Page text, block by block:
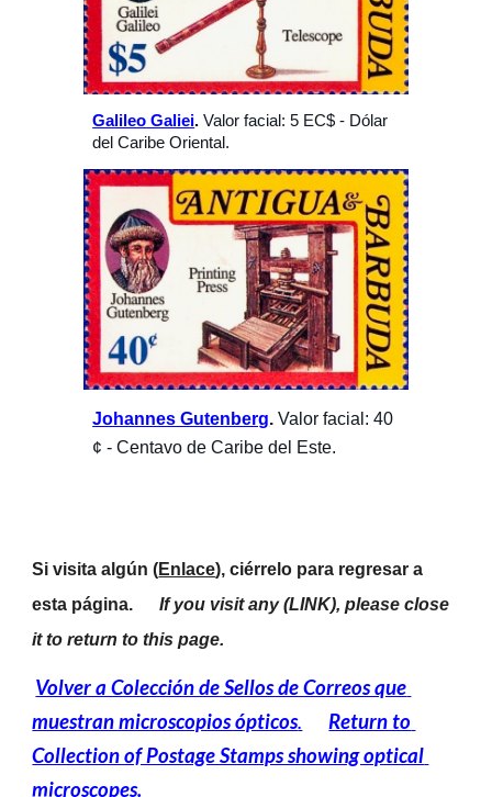
Galileo Galiei. Valor facial: 5 EC$ - Dólar
del Caribe Oriental.
Johannes Gutenberg. Valor facial: 40
¢ - Centavo de Caribe del Este.
Si visita algún (Enlace), ciérrelo para regresar a
esta página. If you visit any (LINK), please close
it to return to this page.
Volver a Colección de Sellos de Correos que
muestran microscopios ópticos.
Return to
Collection of Postage Stamps showing optical
microscopes.